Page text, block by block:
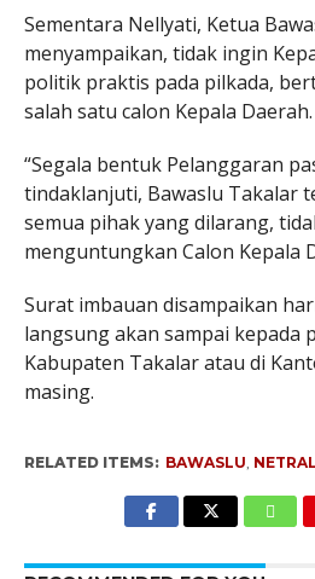
Sementara Nellyati, Ketua
menyampaikan, tidak ingin
politik praktis pada pilkada,
salah satu calon Kepala Daerah.
“Segala bentuk Pelanggaran
tindaklanjuti, Bawaslu Takalar
semua pihak yang dilarang,
menguntungkan Calon Kepala
Surat imbauan disampaikan
langsung akan sampai kepada
Kabupaten Takalar atau di
masing.
RELATED ITEMS: BAWASLU, NETRAL